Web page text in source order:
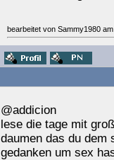
bearbeitet von Sammy1980
@addicion
lese die tage mit
daumen das du dem
gedanken um sex